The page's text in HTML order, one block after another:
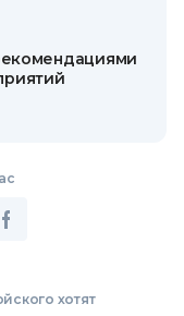
хотят